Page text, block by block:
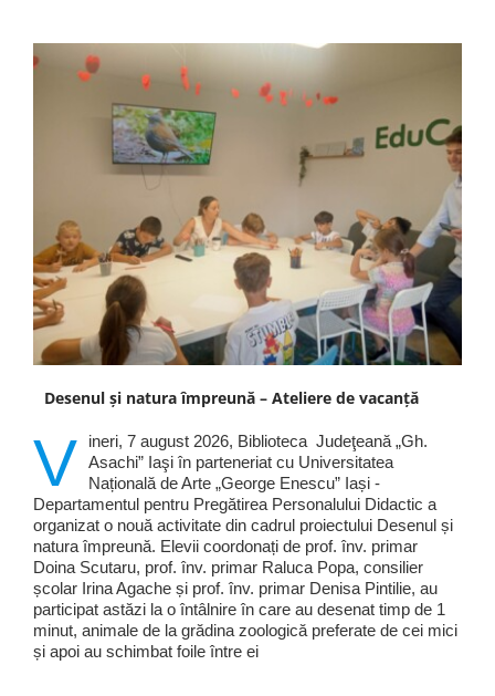
Desenul și natura împreună – Ateliere de vacanță
V
ineri, 7 august 2026, Biblioteca Judeţeană „Gh.
Asachi” Iaşi în parteneriat cu Universitatea
Națională de Arte „George Enescu” Iași -
Departamentul pentru Pregătirea Personalului Didactic a
organizat o nouă activitate din cadrul proiectului Desenul și
natura împreună. Elevii coordonați de prof. înv. primar
Doina Scutaru, prof. înv. primar Raluca Popa, consilier
școlar Irina Agache și prof. înv. primar Denisa Pintilie, au
participat astăzi la o întâlnire în care au desenat timp de 1
minut, animale de la grădina zoologică preferate de cei mici
și apoi au schimbat foile între ei